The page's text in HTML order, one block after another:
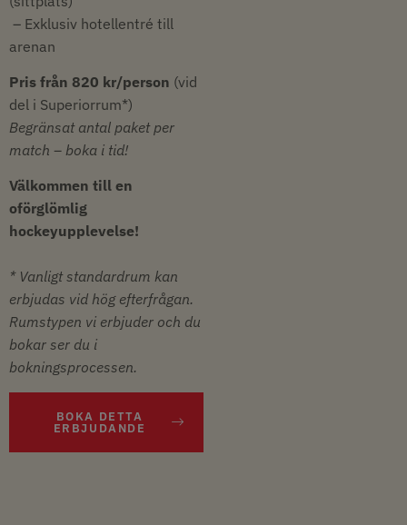
– Exklusiv hotellentré till
arenan
Pris från 820 kr/person (vid
del i Superiorrum*)
Begränsat antal paket per
match – boka i tid!
Välkommen till en
oförglömlig
hockeyupplevelse!
* Vanligt standardrum kan
erbjudas vid hög efterfrågan.
Rumstypen vi erbjuder och du
bokar ser du i
bokningsprocessen.
BOKA DETTA
ERBJUDANDE